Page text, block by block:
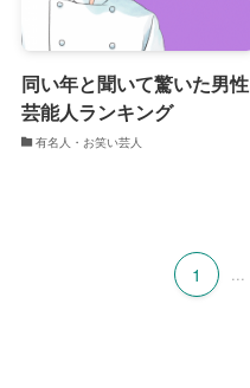
同い年と聞いて驚いた男性
芸能人ランキング
有名人・お笑い芸人
1 ...